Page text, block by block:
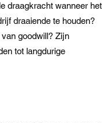
draagkracht wanneer het
draaiende te houden?
goodwill? Zijn
tot langdurige